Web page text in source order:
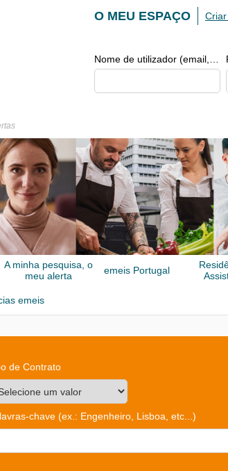
O MEU ESPAÇO
A minha pesquisa, o
meu alerta
emeis Portugal
emeis
de Contrato
chave (ex.: Engenheiro, Lisboa, etc...)